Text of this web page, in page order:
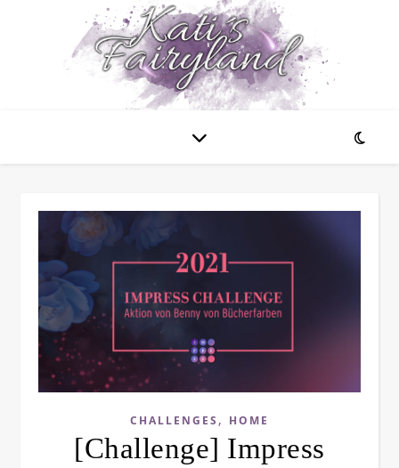
CHALLENGES , HOME
[Challenge] Impress